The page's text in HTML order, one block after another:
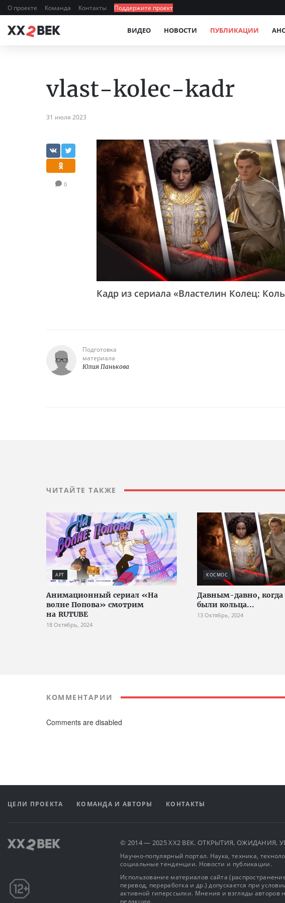
О проекте Команда Контакты Поддержите проект
ВИДЕО НОВОСТИ ПУБЛИКАЦИИ
vlast-kolec-kadr
31 июля 2023
0
Кадр из сериала «Властелин Колец:
Подготовка
материала
Юлия Панькова
ЧИТАЙТЕ ТАКЖЕ
АРТ
Анимационный сериал «На
волне Попова» смотрим
на RUTUBE
18 Октябрь, 2024
КОСМОС
Давным-давно, когда
были кольца...
13 Октябрь, 2024
КОММЕНТАРИИ
Comments are disabled
ЦЕЛИ ПРОЕКТА КОМАНДА И АВТОРЫ КОНТАКТЫ
© 2014 — 2025 XX2 ВЕК. ОТКРЫТИЯ, ОЖИДАНИЯ,
Научно-популярный портал. Наука, техника,
социальные тенденции. Новости и публикации.
Использование материалов сайта
перевод, переработка и др.) допускается при
активной гиперссылки. Мнения и взгляды авторов
редакции.